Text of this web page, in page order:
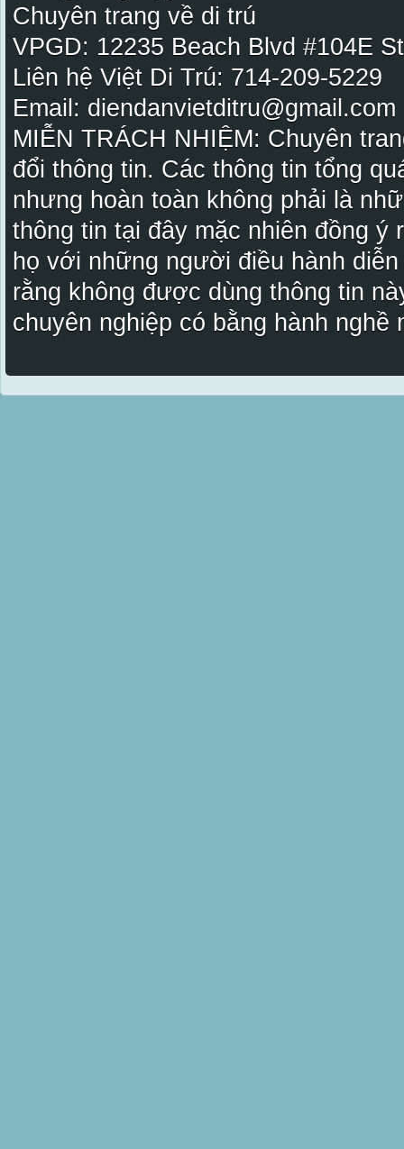
Chuyên trang về di trú
VPGD: 12235 Beach Blvd #104E
Liên hệ Việt Di Trú: 714-209-5229
Email:
MIỄN TRÁCH NHIỆM: Chuyên
đổi thông tin. Các thông tin tổng
nhưng hoàn toàn không phải là
thông tin tại đây mặc nhiên đồng ý
họ với những người điều hành
rằng không được dùng thông tin
chuyên nghiệp có bằng hành